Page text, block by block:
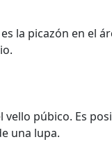
la picazón en el
púbico. Es
una lupa.